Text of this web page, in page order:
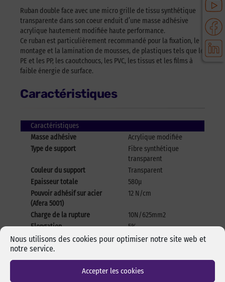
Nous utilisons des cookies pour optimiser notre site web et
notre service.
Accepter les cookies
Ruban double face avec une micro grille de tissu synthétique
transparente dans son coeur enduit d’une masse adhésive
acrylique hautement modifiée haute performance.
Ce ruban est particulièrement recommandé pour la fixation, le
montage et la lamination de mousses, de plastiques tels que le
PE et les PP, les caoutchoucs, les PVC, les tissus et les films à
faible énergie de surface.
Caractéristiques
Caractéristiques
Masse adhésive
Acrylique modifiée
Type de support
Fibre synthétique
transparent
Couleur du support
Transparent
Epaisseur totale
580μ
Pouvoir adhésif sur acier
(Afera 5001)
12 N/cm
Charge de la rupture
10N/625mm2
Elongation
5%
Tenue en température
-40°C + 90 °C // 120°C